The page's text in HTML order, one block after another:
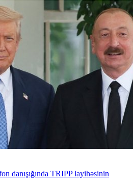
danışığında TRIPP layihəsinin